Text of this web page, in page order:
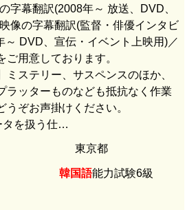
字幕翻訳(2008年～ 放送、DVD、
像の字幕翻訳(監督・俳優インタビ
～ DVD、宣伝・イベント上映用)／
ご用意しております。
ミステリー、サスペンスのほか、
ラッターものなども抵抗なく作業
うぞお声掛けください。
タを扱う仕…
東京都
韓国語能力試験6級